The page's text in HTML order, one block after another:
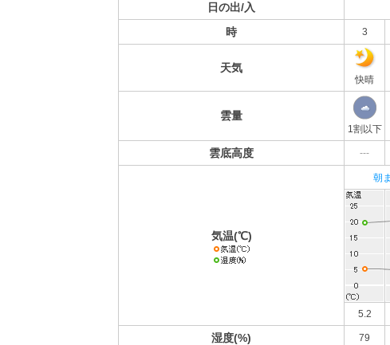
日の出/入
時 3
天気
快晴
雲量
1割以下
雲底高度 ---
気温(℃)
朝
5.2
湿度(%) 79